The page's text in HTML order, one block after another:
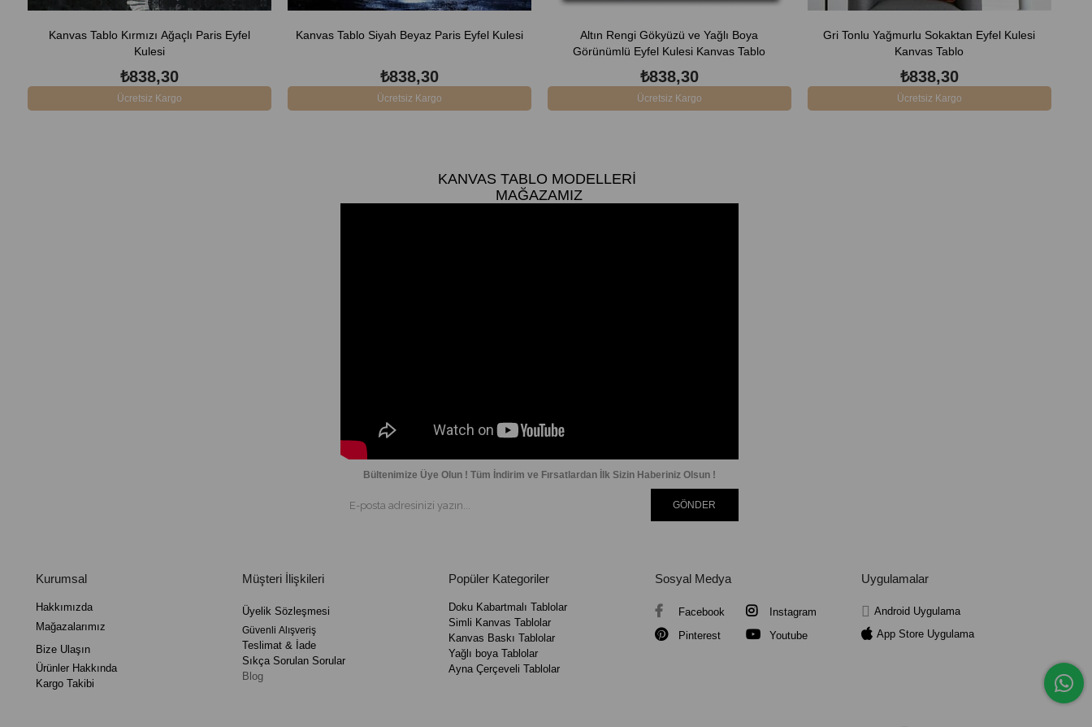
Kanvas Tablo Kırmızı Ağaçlı Paris Eyfel
Kulesi
₺838,30
Ücretsiz Kargo
Kanvas Tablo Siyah Beyaz Paris Eyfel Kulesi
₺838,30
Ücretsiz Kargo
Altın Rengi Gökyüzü ve Yağlı Boya
Görünümlü Eyfel Kulesi Kanvas Tablo
₺838,30
Ücretsiz Kargo
Gri Tonlu Yağmurlu Sokaktan Eyfel Kulesi
Kanvas Tablo
₺838,30
Ücretsiz Kargo
KANVAS TABLO MODELLERI
MAĞAZAMIZ
Bültenimize Üye Olun ! Tüm İndirim ve Fırsatlardan İlk Sizin Haberiniz Olsun !
GÖNDER
Kurumsal
Hakkımızda
Mağazalarımız
Bize Ulaşın
Ürünler Hakkında
Kargo Takibi
Müşteri İlişkileri
ÜyelikSözleşmesi
Güvenli Alışveriş
Teslimat& İade
Sıkça Sorulan Sorular
Blog
Popüler Kategoriler
Doku Kabartmalı Tablolar
Simli Kanvas Tablolar
Kanvas Baskı Tablolar
Yağlı boya Tablolar
Ayna Çerçeveli Tablolar
Sosyal Medya
Facebook
Instagram
Pinterest
Youtube
Uygulamalar
Android Uygulama
App Store Uygulama